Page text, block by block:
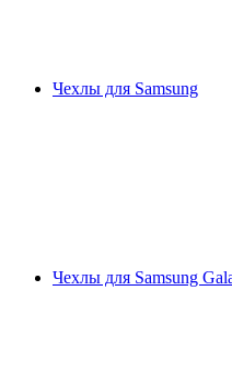
Чехлы для Samsung
Чехлы для Samsung